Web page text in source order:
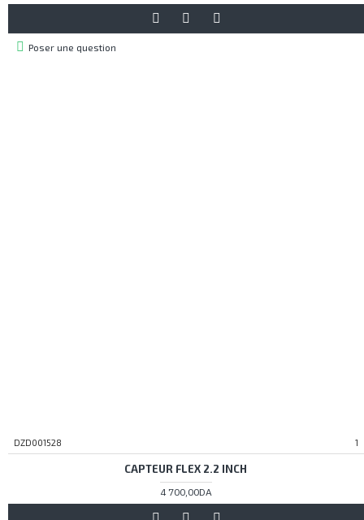
Poser une question
DZD001528 1
CAPTEUR FLEX 2.2 INCH
4 700,00DA